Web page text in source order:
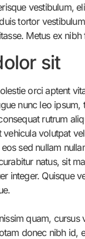
vestibulum,
tortor
Metus ex
sit
orci aptent
nunc leo
rutrum
volutpat
sed nullam
natus, sit
integer. Quisque
quam,
donec nibh id,